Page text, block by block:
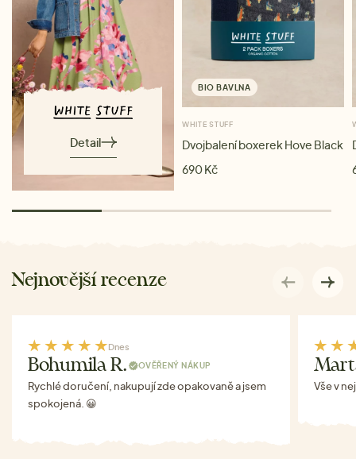
Detail
BIO BAVLNA
WHITE STUFF
Dvojbalení boxerek Hove Black
690 Kč
Nejnovější recenze
Dnes
Bohumila R. OVĚŘENÝ NÁKUP
Rychlé doručení, nakupují zde opakovaně a jsem
spokojená. 😀
Vše v